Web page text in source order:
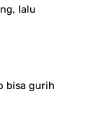
lalu
bisa gurih